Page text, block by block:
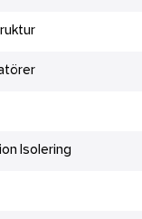
Isolering